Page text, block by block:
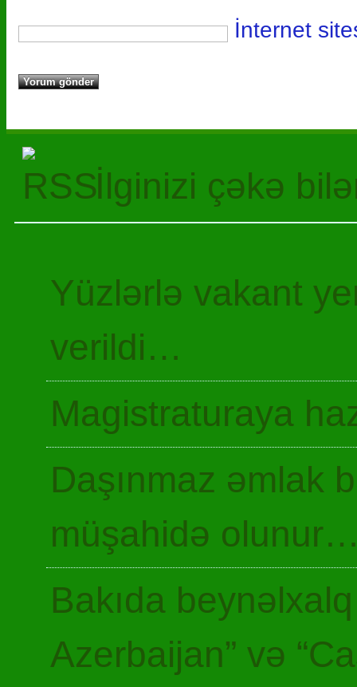
İnternet
İlginizi çəkə
Yüzlərlə vakant
verildi…
Magistraturaya
Daşınmaz əmlak
müşahidə
Bakıda
Azerbaijan” və